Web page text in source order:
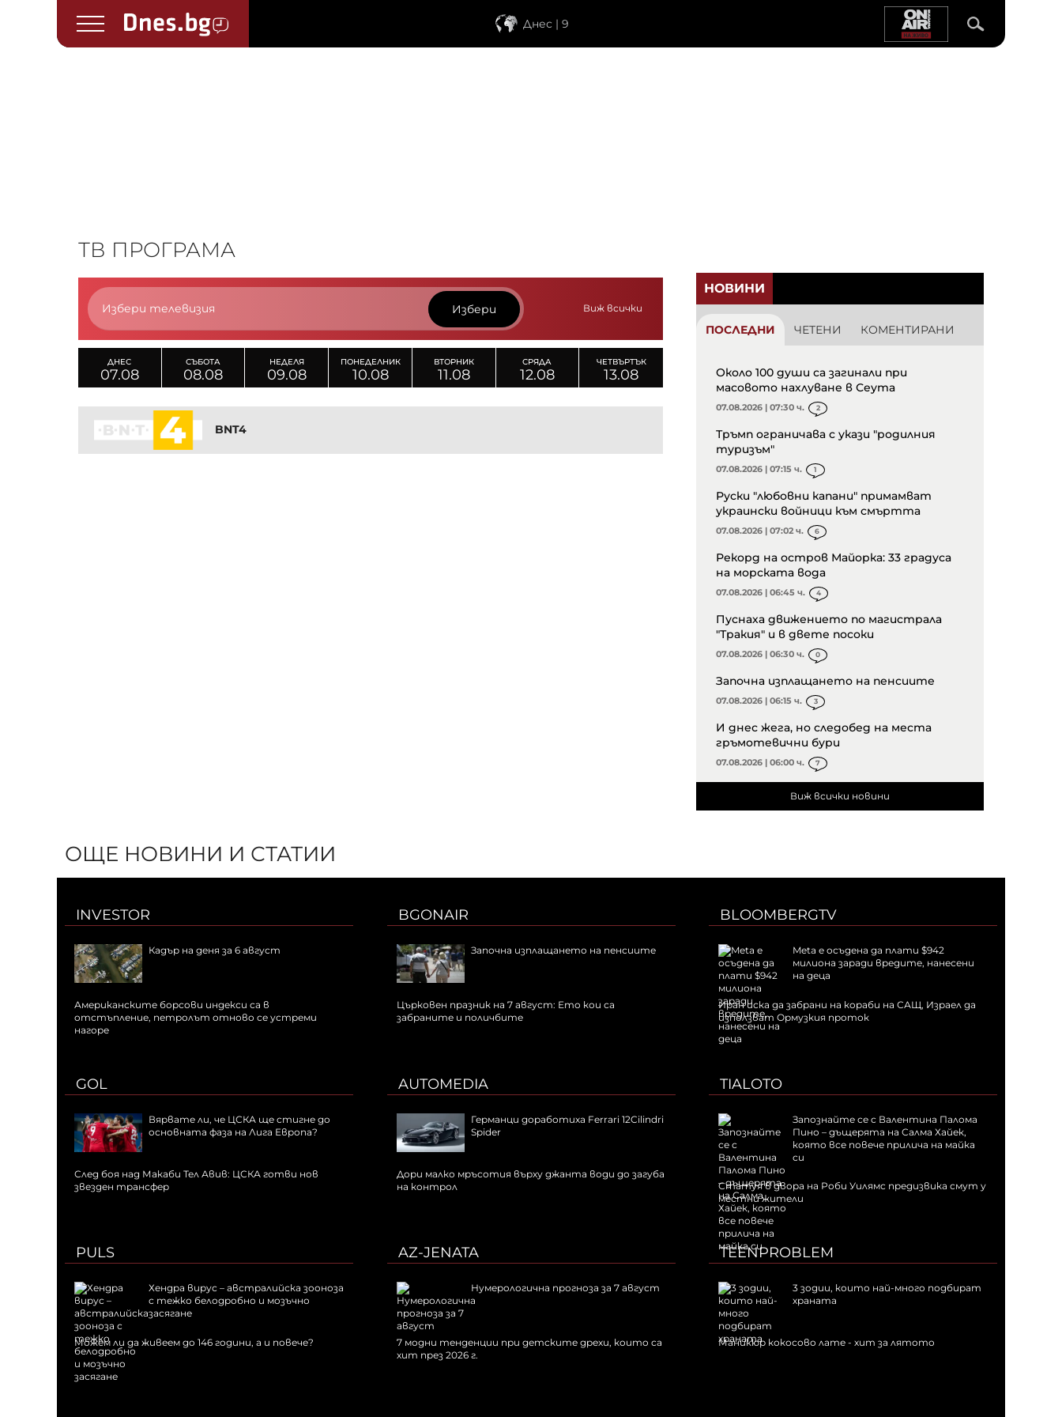
Днес | 9
ТВ ПРОГРАМА
Избери телевизия Избери Виж всички
ДНЕС
07.08
СЪБОТА
08.08
НЕДЕЛЯ
09.08
ПОНЕДЕЛНИК
10.08
ВТОРНИК
11.08
СРЯДА
12.08
ЧЕТВЪРТЪК
13.08
BNT4
НОВИНИ
ПОСЛЕДНИ ЧЕТЕНИ КОМЕНТИРАНИ
Около 100 души са загинали при
масовото нахлуване в Сеута
07.08.2026 | 07:30 ч. 2
Тръмп ограничава с укази "родилния
туризъм"
07.08.2026 | 07:15 ч. 1
Руски "любовни капани" примамват
украински войници към смъртта
07.08.2026 | 07:02 ч. 6
Рекорд на остров Майорка: 33 градуса
на морската вода
07.08.2026 | 06:45 ч. 4
Пуснаха движението по магистрала
"Тракия" и в двете посоки
07.08.2026 | 06:30 ч. 0
Започна изплащането на пенсиите
07.08.2026 | 06:15 ч. 3
И днес жега, но следобед на места
гръмотевични бури
07.08.2026 | 06:00 ч. 7
Виж всички новини
ОЩЕ НОВИНИ И СТАТИИ
INVESTOR
Кадър на деня за 6 август
Американските борсови индекси са в
отстъпление, петролът отново се устреми
нагоре
BGONAIR
Започна изплащането на пенсиите
Църковен празник на 7 август: Ето кои са
забраните и поличбите
BLOOMBERGTV
Meta е осъдена да плати $942
милиона заради вредите, нанесени
на деца
Иран иска да забрани на кораби на САЩ, Израел да
използват Ормузкия проток
GOL
Вярвате ли, че ЦСКА ще стигне до
основната фаза на Лига Европа?
След боя над Макаби Тел Авив: ЦСКА готви нов
звезден трансфер
AUTOMEDIA
Германци доработиха Ferrari 12Cilindri
Spider
Дори малко мръсотия върху джанта води до загуба
на контрол
TIALOTO
Запознайте се с Валентина Палома
Пино – дъщерята на Салма Хайек,
която все повече прилича на майка
си
Статуя в двора на Роби Уилямс предизвика смут у
местни жители
PULS
Хендра вирус – австралийска зооноза
с тежко белодробно и мозъчно
засягане
Можем ли да живеем до 146 години, а и повече?
AZ-JENATA
Нумерологична прогноза за 7 август
7 модни тенденции при детските дрехи, които са
хит през 2026 г.
TEENPROBLEM
3 зодии, които най-много подбират
храната
Маникюр кокосово лате - хит за лятото